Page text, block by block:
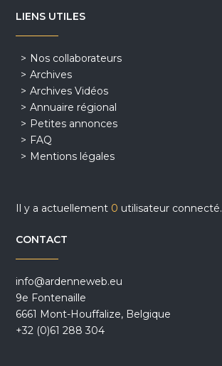
LIENS UTILES
Nos collaborateurs
Archives
Archives Vidéos
Annuaire régional
Petites annonces
FAQ
Mentions légales
Il y a actuellement 0 utilisateur connecté.
CONTACT
info@ardenneweb.eu
9e Fontenaille
6661 Mont-Houffalize, Belgique
+32 (0)61 288 304